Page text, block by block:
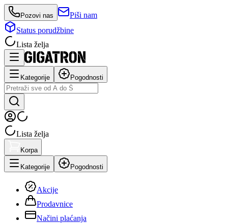
Pozovi nas
Piši nam
Status porudžbine
Lista želja
Kategorije Pogodnosti
Lista želja
Korpa
Kategorije Pogodnosti
Akcije
Prodavnice
Načini plaćanja